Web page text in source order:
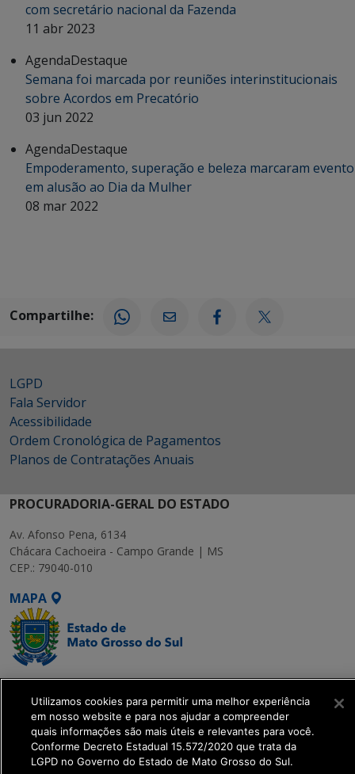
com secretário nacional da Fazenda
11 abr 2023
AgendaDestaque
Semana foi marcada por reuniões interinstitucionais
sobre Acordos em Precatório
03 jun 2022
AgendaDestaque
Empoderamento, superação e beleza marcaram evento
em alusão ao Dia da Mulher
08 mar 2022
Compartilhe:
LGPD
Fala Servidor
Acessibilidade
Ordem Cronológica de Pagamentos
Planos de Contratações Anuais
PROCURADORIA-GERAL DO ESTADO
Av. Afonso Pena, 6134
Chácara Cachoeira - Campo Grande | MS
CEP.: 79040-010
MAPA
SETDIG | Secretaria-
Executiva de
Transformação Digital
get_footer();
Utilizamos cookies para permitir uma melhor experiência
em nosso website e para nos ajudar a compreender
quais informações são mais úteis e relevantes para você.
Conforme Decreto Estadual 15.572/2020 que trata da
LGPD no Governo do Estado de Mato Grosso do Sul.